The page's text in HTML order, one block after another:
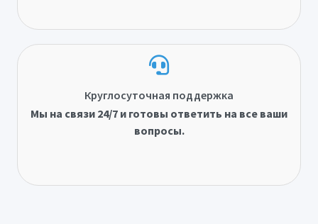
Круглосуточная поддержка
Мы на связи 24/7 и готовы ответить на все ваши
вопросы.